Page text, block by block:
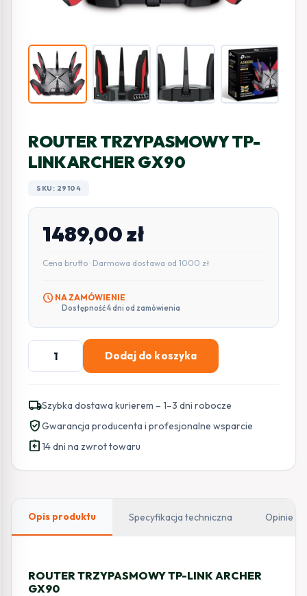
ROUTER TRZYPASMOWY TP-
LINK ARCHER GX90
SKU: 29104
1489,00zł
Cena brutto · Darmowa dostawa od 1000 zł
schedule NA ZAMÓWIENIE
Dostępność 4 dni od zamówienia
ilość
ROUTER
LINK
ARCHER
GX90
Dodaj do koszyka
local_shippingSzybka dostawa kurierem – 1–3 dni robocze
verified_userGwarancja producenta i profesjonalne wsparcie
assignment_return14 dni na zwrot towaru
Opis produktu Specyfikacja techniczna Opinie
ROUTER TRZYPASMOWY TP-LINK ARCHER
GX90